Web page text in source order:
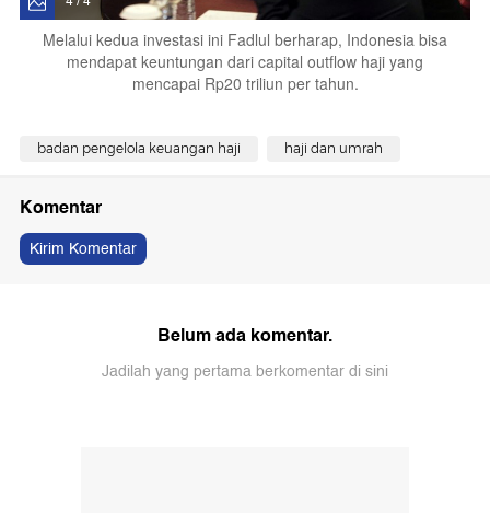
Melalui kedua investasi ini Fadlul berharap, Indonesia bisa
mendapat keuntungan dari capital outflow haji yang
mencapai Rp20 triliun per tahun.
badan pengelola keuangan haji haji dan umrah
Komentar
Kirim Komentar
Belum ada komentar.
Jadilah yang pertama berkomentar di sini